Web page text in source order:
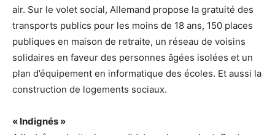
air. Sur le volet social, Allemand propose la gratuité des
transports publics pour les moins de 18 ans, 150 places
publiques en maison de retraite, un réseau de voisins
solidaires en faveur des personnes âgées isolées et un
plan d’équipement en informatique des écoles. Et aussi la
construction de logements sociaux.
« Indignés »